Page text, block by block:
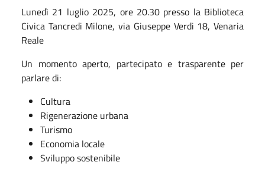
Lunedì 21 luglio 2025, ore 20.30 presso la Biblioteca
Civica Tancredi Milone, via Giuseppe Verdi 18, Venaria
Reale
Un momento aperto, partecipato e trasparente per
parlare di:
Cultura
Rigenerazione urbana
Turismo
Economia locale
Sviluppo sostenibile